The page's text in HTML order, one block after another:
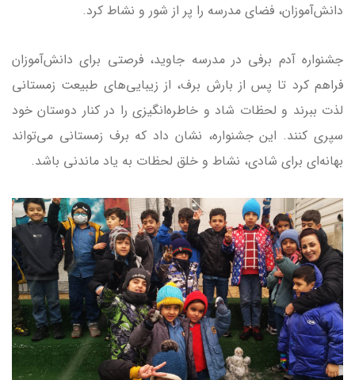
دانش‌آموزان، فضای مدرسه را پر از شور و نشاط کرد.
جشنواره آدم برفی در مدرسه جاوید، فرصتی برای دانش‌آموزان
فراهم کرد تا پس از بارش برف، از زیبایی‌های طبیعت زمستانی
لذت ببرند و لحظات شاد و خاطره‌انگیزی را در کنار دوستان خود
سپری کنند. این جشنواره، نشان داد که برف زمستانی می‌تواند
بهانه‌ای برای شادی، نشاط و خلق لحظات به یاد ماندنی باشد.